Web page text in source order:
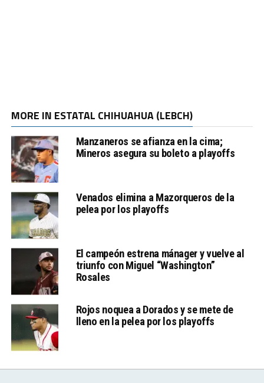
MORE IN ESTATAL CHIHUAHUA (LEBCH)
Manzaneros se afianza en la cima;
Mineros asegura su boleto a playoffs
Venados elimina a Mazorqueros de la
pelea por los playoffs
El campeón estrena mánager y vuelve al
triunfo con Miguel “Washington”
Rosales
Rojos noquea a Dorados y se mete de
lleno en la pelea por los playoffs